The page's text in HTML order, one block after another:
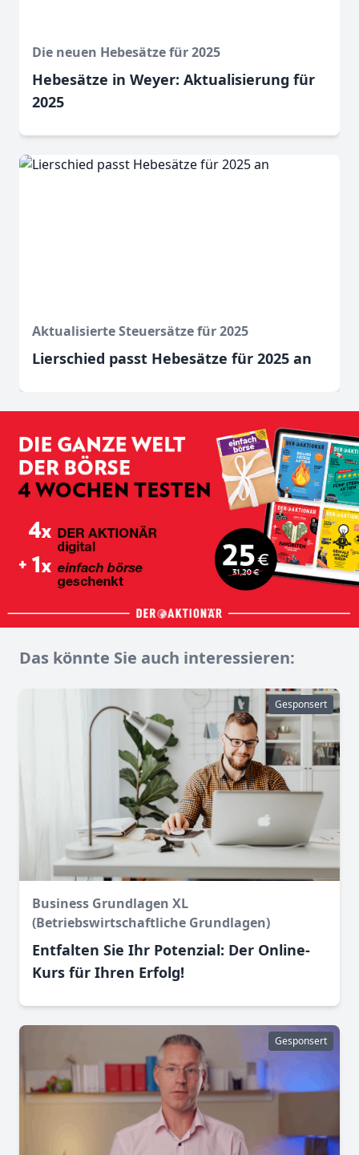
Die neuen Hebesätze für 2025
Hebesätze in Weyer: Aktualisierung für
2025
Aktualisierte Steuersätze für 2025
Lierschied passt Hebesätze für 2025 an
Das könnte Sie auch interessieren:
Gesponsert
Business Grundlagen XL
(Betriebswirtschaftliche Grundlagen)
Entfalten Sie Ihr Potenzial: Der Online-
Kurs für Ihren Erfolg!
Gesponsert